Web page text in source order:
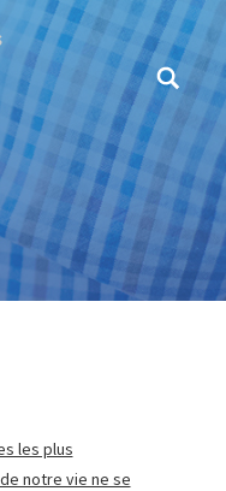
Search:
les plus
notre vie ne se